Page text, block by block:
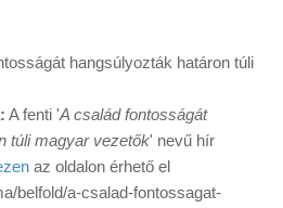
hangsúlyozták határon túli
A fenti 'A család fontosságát
túli magyar vezetők' nevű hír
az oldalon érhető el
belfold/a-csalad-fontossagat-